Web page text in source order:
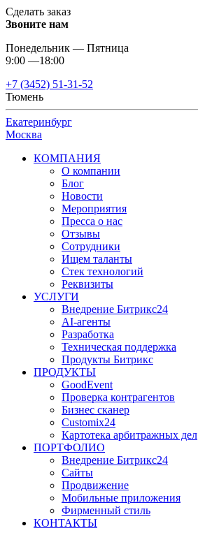
Сделать заказ
Звоните нам
Понедельник — Пятница
9:00 —18:00
+7 (3452) 51-31-52
Тюмень
Екатеринбург
Москва
КОМПАНИЯ
О компании
Блог
Новости
Мероприятия
Пресса о нас
Отзывы
Сотрудники
Ищем таланты
Стек технологий
Реквизиты
УСЛУГИ
Внедрение Битрикс24
AI-агенты
Разработка
Техническая поддержка
Продукты Битрикс
ПРОДУКТЫ
GoodEvent
Проверка контрагентов
Бизнес сканер
Customix24
Картотека арбитражных дел
ПОРТФОЛИО
Внедрение Битрикс24
Сайты
Продвижение
Мобильные приложения
Фирменный стиль
КОНТАКТЫ